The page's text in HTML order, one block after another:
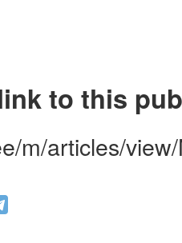
to this
m/articles/